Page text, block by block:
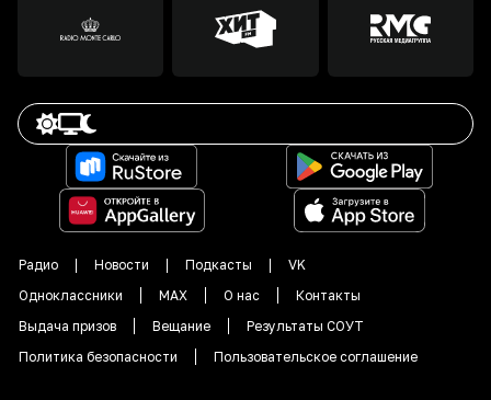
Радио Новости Подкасты
VK
Одноклассники
MAX О нас
Контакты
Выдача призов
Вещание
Результаты СОУТ
Политика безопасности
Пользовательское соглашение